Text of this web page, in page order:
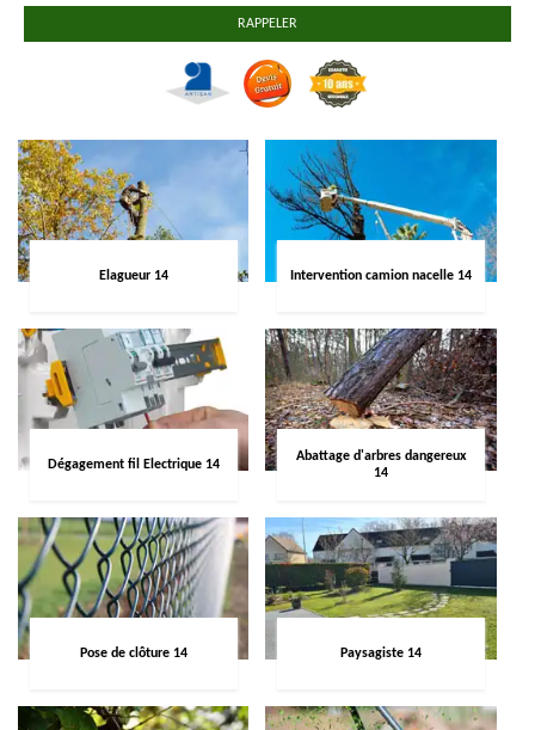
Elagueur 14 Intervention camion nacelle 14
Dégagement fil Electrique 14
Abattage d'arbres dangereux
14
Pose de clôture 14 Paysagiste 14